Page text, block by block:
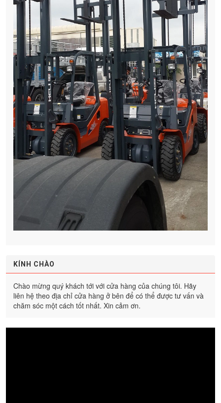
KÍNH CHÀO
Chào mừng quý khách tới với cửa hàng của chúng tôi. Hãy
liên hệ theo địa chỉ cửa hàng ở bên để có thể được tư vấn và
chăm sóc một cách tốt nhất. Xin cảm ơn.